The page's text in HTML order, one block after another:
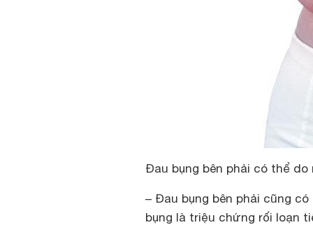
Đau bụng bên phải có thể
– Đau bụng bên phải cũng
bụng là triệu chứng rối loạn